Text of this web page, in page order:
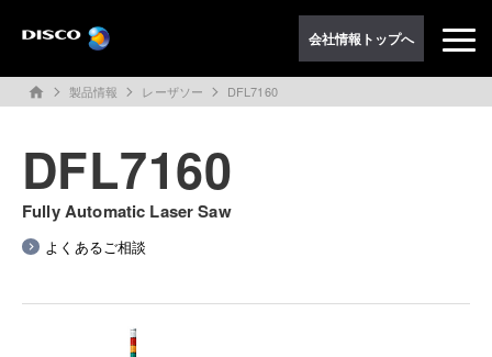
会社情報トップへ
home 製品情報 レーザソー DFL7160
DFL7160
Fully Automatic Laser Saw
よくあるご相談